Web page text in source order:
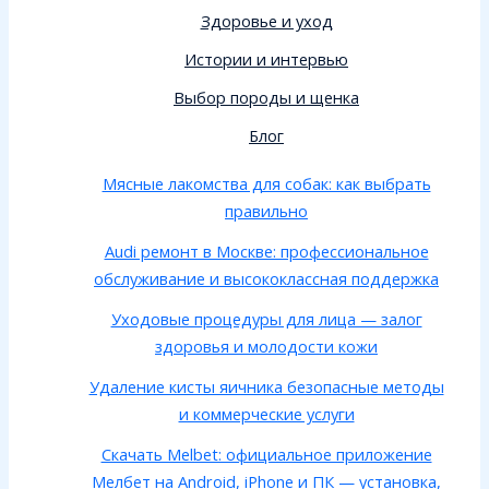
Здоровье и уход
Истории и интервью
Выбор породы и щенка
Блог
Мясные лакомства для собак: как выбрать
правильно
Audi ремонт в Москве: профессиональное
обслуживание и высококлассная поддержка
Уходовые процедуры для лица — залог
здоровья и молодости кожи
Удаление кисты яичника безопасные методы
и коммерческие услуги
Скачать Melbet: официальное приложение
Мелбет на Android, iPhone и ПК — установка,